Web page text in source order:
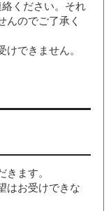
ください。それ
んのでご了承く
できません。
ます。
はお受けできな